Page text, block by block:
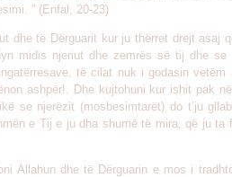
” (Enfal, 20-23)
dhe të Dërguarit kur ju thërret drejt asaj
midis njeriut dhe zemrës së tij dhe
të cilat nuk i godasin vetëm
ashpër!. Dhe kujtohuni kur ishit pak
se njerëzit (mosbesimtarët) do t’ju
e Tij e ju dha shumë të mira, që ju ta
Allahun dhe të Dërguarin e mos i